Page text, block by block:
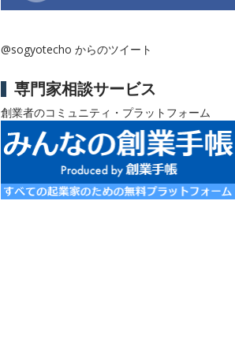
@sogyotecho からのツイート
専門家相談サービス
創業者のコミュニティ・プラットフォーム